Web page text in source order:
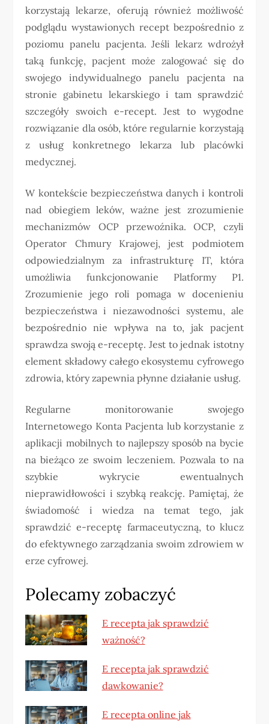
korzystają lekarze, oferują również możliwość
podglądu wystawionych recept bezpośrednio z
poziomu panelu pacjenta. Jeśli lekarz wdrożył
taką funkcję, pacjent może zalogować się do
swojego indywidualnego panelu pacjenta na
stronie gabinetu lekarskiego i tam sprawdzić
szczegóły swoich e-recept. Jest to wygodne
rozwiązanie dla osób, które regularnie korzystają
z usług konkretnego lekarza lub placówki
medycznej.
W kontekście bezpieczeństwa danych i kontroli
nad obiegiem leków, ważne jest zrozumienie
mechanizmów OCP przewoźnika. OCP, czyli
Operator Chmury Krajowej, jest podmiotem
odpowiedzialnym za infrastrukturę IT, która
umożliwia funkcjonowanie Platformy P1.
Zrozumienie jego roli pomaga w docenieniu
bezpieczeństwa i niezawodności systemu, ale
bezpośrednio nie wpływa na to, jak pacjent
sprawdza swoją e-receptę. Jest to jednak istotny
element składowy całego ekosystemu cyfrowego
zdrowia, który zapewnia płynne działanie usług.
Regularne monitorowanie swojego
Internetowego Konta Pacjenta lub korzystanie z
aplikacji mobilnych to najlepszy sposób na bycie
na bieżąco ze swoim leczeniem. Pozwala to na
szybkie wykrycie ewentualnych
nieprawidłowości i szybką reakcję. Pamiętaj, że
świadomość i wiedza na temat tego, jak
sprawdzić e-receptę farmaceutyczną, to klucz
do efektywnego zarządzania swoim zdrowiem w
erze cyfrowej.
Polecamy zobaczyć
E recepta jak sprawdzić
ważność?
E recepta jak sprawdzić
dawkowanie?
E recepta online jak